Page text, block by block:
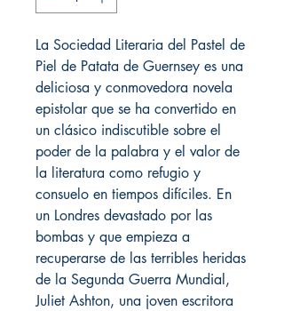
La Sociedad Literaria del Pastel de
Piel de Patata de Guernsey es una
deliciosa y conmovedora novela
epistolar que se ha convertido en
un clásico indiscutible sobre el
poder de la palabra y el valor de
la literatura como refugio y
consuelo en tiempos difíciles. En
un Londres devastado por las
bombas y que empieza a
recuperarse de las terribles heridas
de la Segunda Guerra Mundial,
Juliet Ashton, una joven escritora